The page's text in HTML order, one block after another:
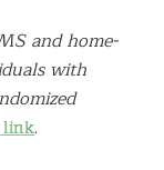
and home-
with
.